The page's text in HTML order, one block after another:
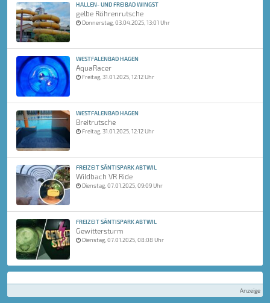
HALLEN- UND FREIBAD WINGST
gelbe Röhrenrutsche
Donnerstag, 03.04.2025, 13:01 Uhr
WESTFALENBAD HAGEN
AquaRacer
Freitag, 31.01.2025, 12:12 Uhr
WESTFALENBAD HAGEN
Breitrutsche
Freitag, 31.01.2025, 12:12 Uhr
FREIZEIT SÄNTISPARK ABTWIL
Wildbach VR Ride
Dienstag, 07.01.2025, 09:09 Uhr
FREIZEIT SÄNTISPARK ABTWIL
Gewittersturm
Dienstag, 07.01.2025, 08:08 Uhr
Anzeige